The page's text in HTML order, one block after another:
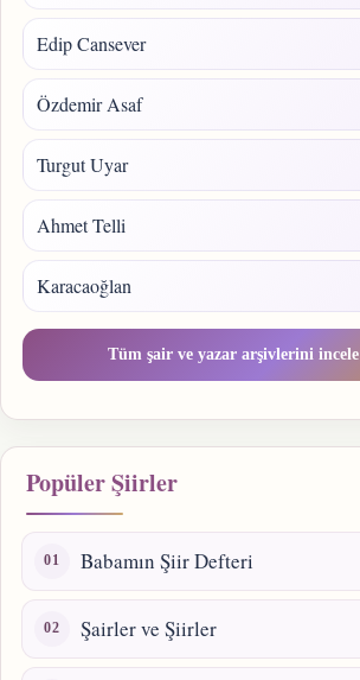
Edip Cansever
Özdemir Asaf
Turgut Uyar
Ahmet Telli
Karacaoğlan
Tüm şair ve yazar arşivlerini incele
Popüler Şiirler
Babamın Şiir Defteri
Şairler ve Şiirler